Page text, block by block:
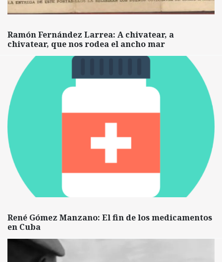
Ramón Fernández Larrea: A chivatear, a
chivatear, que nos rodea el ancho mar
René Gómez Manzano: El fin de los medicamentos
en Cuba